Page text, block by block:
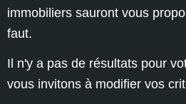
immobiliers sauront vous
faut.
Il n'y a pas de résultats pour
vous invitons à modifier vos